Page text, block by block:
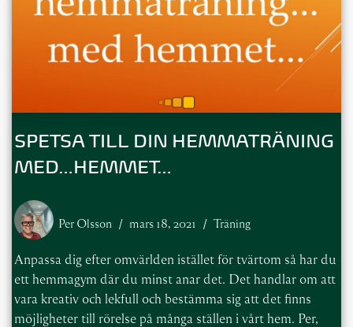
SPETSA TILL DIN HEMMATRÄNING
MED…HEMMET…
Per Olsson mars 18, 2021 Träning
Anpassa dig efter omvärlden istället för tvärtom så har du
ett hemmagym där du minst anar det. Det handlar om att
vara kreativ och lekfull och bestämma sig att det finns
möjligheter till rörelse på många ställen i vårt hem. Per,